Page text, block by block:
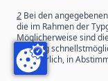
2 Bei den
die im Rahmen der
Möglicherweise sind
Vorgang
erforderlich, in